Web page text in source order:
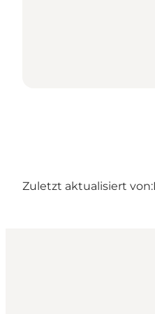
Zuletzt aktualisiert von: